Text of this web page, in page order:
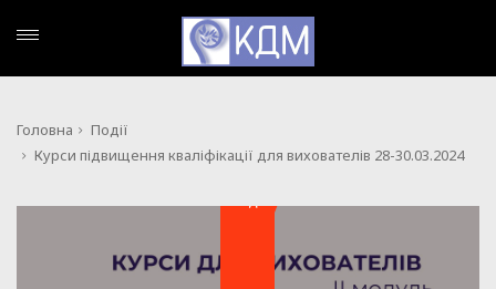
Головна
Події
Курси підвищення кваліфікації для вихователів 28-30.03.2024